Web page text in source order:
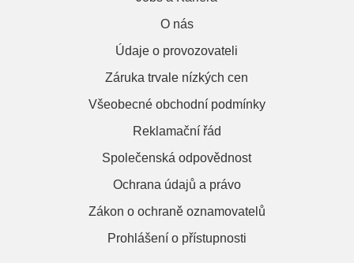
O nás
Údaje o provozovateli
Záruka trvale nízkých cen
Všeobecné obchodní podmínky
Reklamační řád
Společenská odpovědnost
Ochrana údajů a právo
Zákon o ochraně oznamovatelů
Prohlášení o přístupnosti